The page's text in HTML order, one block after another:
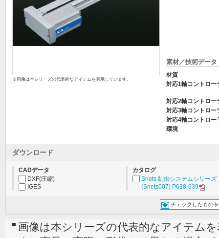
※画像は本シリーズの代表的なアイテムを表示しています。
素材／技術データ
材質
対応1軸コントロー
対応2軸コントロー
対応3軸コントロー
対応4軸コントロー
環境
ダウンロード
CADデータ
DXF(圧縮)
IGES
カタログ
Snets 制御システムシリーズ
(Snets007) P638-639
チェックしたもの
画像は本シリーズの代表的なアイテム